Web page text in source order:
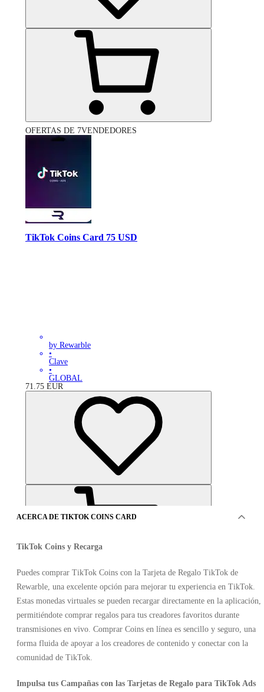
OFERTAS DE 7VENDEDORES
TikTok Coins Card 75 USD
by Rewarble
•
Clave
•
GLOBAL
71.75 EUR
OFERTAS DE 10VENDEDORES
ACERCA DE TIKTOK COINS CARD
TikTok Coins y Recarga
Puedes comprar TikTok Coins con la Tarjeta de Regalo TikTok de
Rewarble, una excelente opción para mejorar tu experiencia en TikTok.
Estas monedas virtuales se pueden recargar directamente en la aplicación,
permitiéndote comprar regalos para tus creadores favoritos durante
transmisiones en vivo. Comprar Coins en línea es sencillo y seguro, una
forma fluida de apoyar a los creadores de contenido y conectar con la
comunidad de TikTok.
Impulsa tus Campañas con las Tarjetas de Regalo para TikTok Ads